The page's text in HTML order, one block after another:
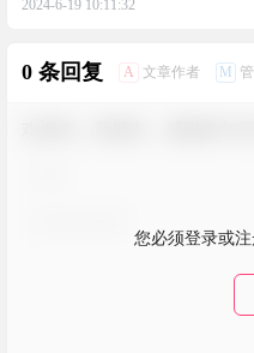
2024-6-19 10:11:32
0 条回复 A 文章作者 M
您必须登录或